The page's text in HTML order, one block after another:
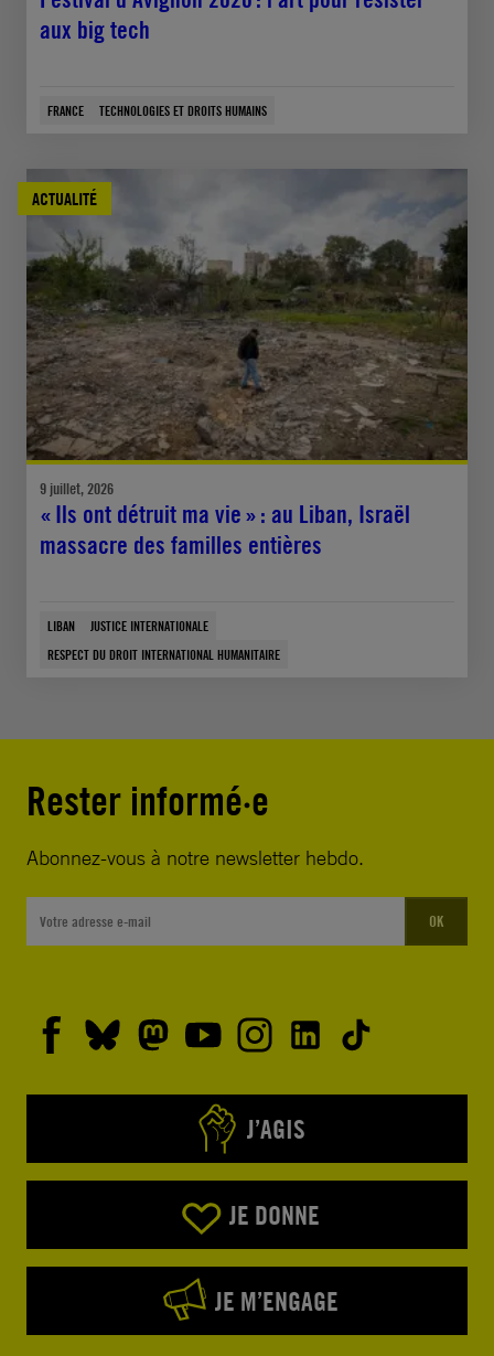
aux big tech
FRANCE TECHNOLOGIES ET DROITS HUMAINS
ACTUALITÉ
9 juillet, 2026
« Ils ont détruit ma vie » : au Liban, Israël
massacre des familles entières
LIBAN
JUSTICE INTERNATIONALE
RESPECT DU DROIT INTERNATIONAL HUMANITAIRE
Rester informé·e
Abonnez-vous à notre newsletter hebdo.
OK
J’AGIS
JE DONNE
JE M’ENGAGE